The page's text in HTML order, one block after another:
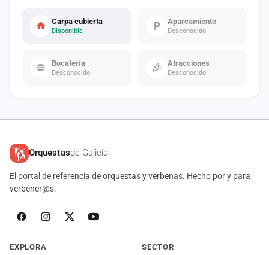
Carpa cubierta
Disponible
Aparcamiento
Desconocido
Bocatería
Desconocido
Atracciones
Desconocido
Orquestasde Galicia
El portal de referencia de orquestas y verbenas. Hecho por y para
verbener@s.
EXPLORA SECTOR